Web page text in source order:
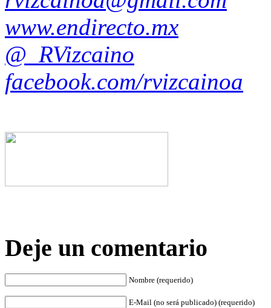
www.endirecto.mx
@_RVizcaino
facebook.com/rvizcainoa
Deje un comentario
Nombre (requerido)
E-Mail (no será publicado) (requerido)